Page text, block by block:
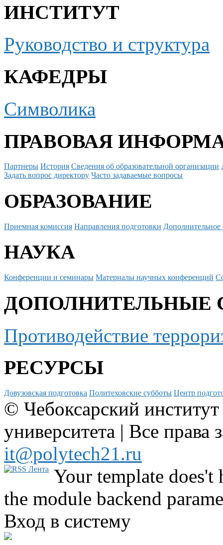
ИНСТИТУТ
Руководство и структура
КАФЕДРЫ
Символика
ПРАВОВАЯ
Партнеры История Сведения об образовательной организации
Задать вопрос директору Часто задаваемые вопросы
ОБРАЗОВАНИЕ
Приемная комиссия Направления подготовки Дополнительное
НАУКА
Конференции и семинары Материалы научных конференций
ДОПОЛНИТЕЛЬНЫЕ
Противодействие
РЕСУРСЫ
Довузовская подготовка Политеховские субботы Центр
© Чебоксарский
университета | Все
it@polytech21.ru
Your template
the module backend
Вход в систему